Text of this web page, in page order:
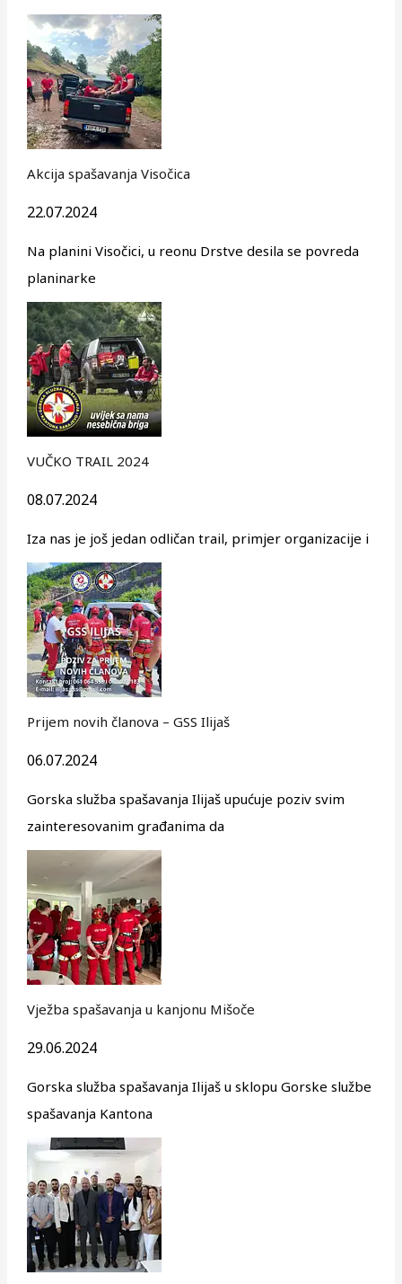
Akcija spašavanja Visočica
22.07.2024
Na planini Visočici, u reonu Drstve desila se povreda
planinarke
VUČKO TRAIL 2024
08.07.2024
Iza nas je još jedan odličan trail, primjer organizacije i
Prijem novih članova – GSS Ilijaš
06.07.2024
Gorska služba spašavanja Ilijaš upućuje poziv svim
zainteresovanim građanima da
Vježba spašavanja u kanjonu Mišoče
29.06.2024
Gorska služba spašavanja Ilijaš u sklopu Gorske službe
spašavanja Kantona